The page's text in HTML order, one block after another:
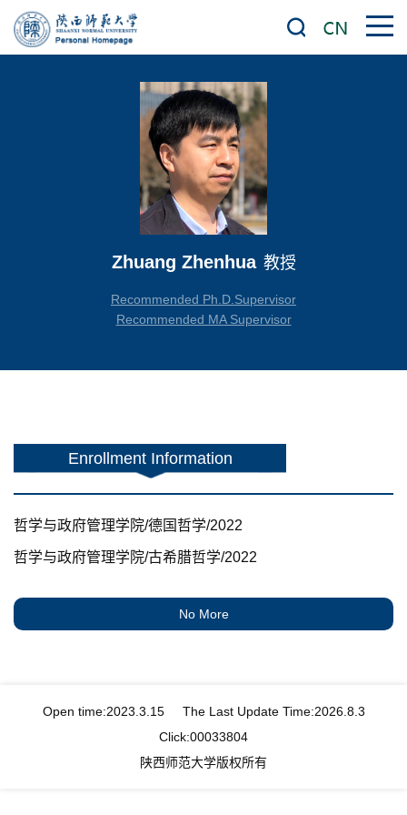
Zhuang Zhenhua 教授
Recommended Ph.D.Supervisor
Recommended MA Supervisor
Enrollment Information
哲学与政府管理学院/德国哲学/2022
哲学与政府管理学院/古希腊哲学/2022
No More
Open time:2023 3 15 The Last Update Time:2026. 8. 3
Click:00033804
陕西师范大学版权所有